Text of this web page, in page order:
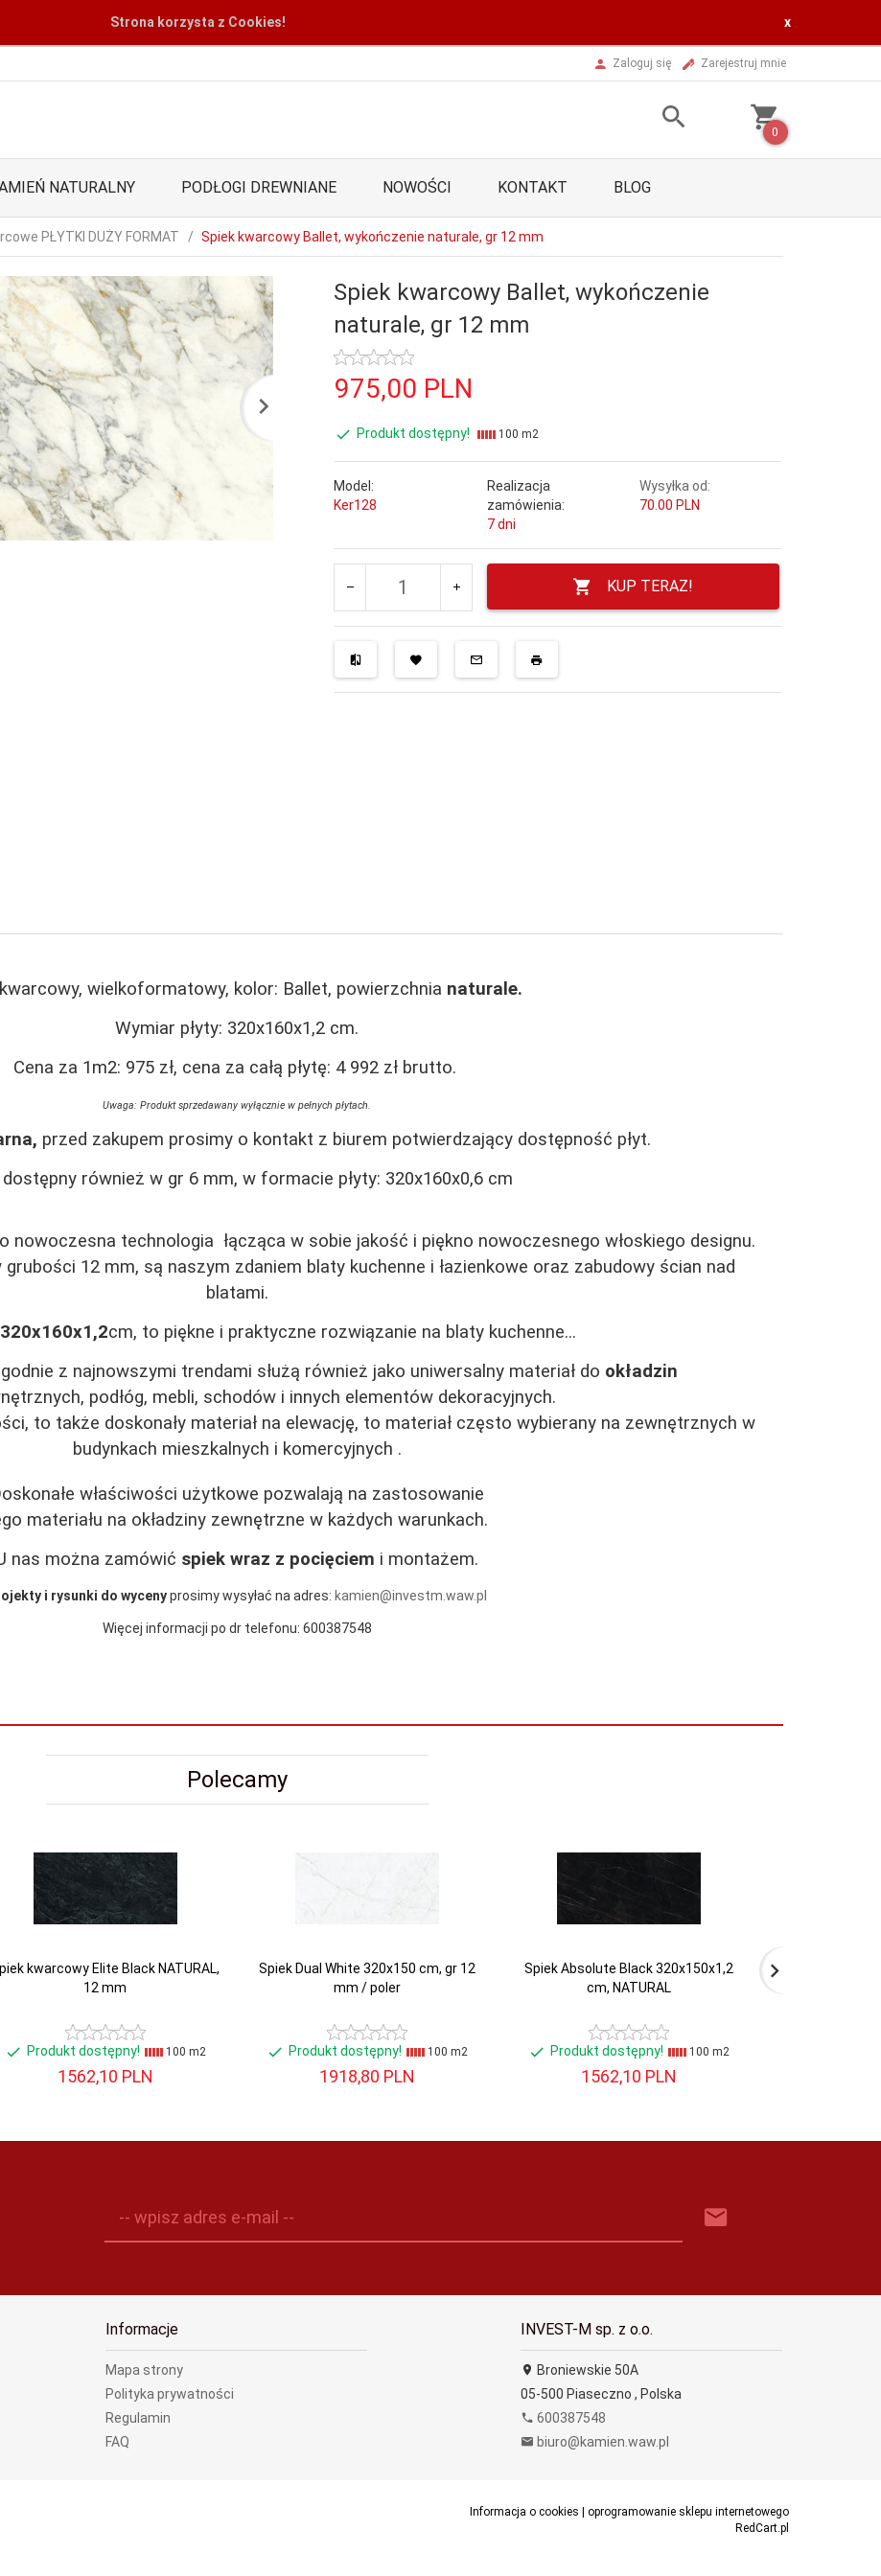
Strona korzysta z Cookies! x
Zaloguj się Zarejestruj mnie
0
NATURALNY PODŁOGI DREWNIANE NOWOŚCI KONTAKT BLOG
PŁYTKI DUŻY FORMAT Spiek kwarcowy Ballet, wykończenie naturale, gr 12 mm
Spiek kwarcowy Ballet, wykończenie
naturale, gr 12 mm
975,00 PLN
Produkt dostępny! 100 m2
Model:
Ker128
Realizacja
zamówienia:
7 dni
Wysyłka od:
70.00 PLN
KUP TERAZ!
wielkoformatowy, kolor: Ballet, powierzchnia naturale.
Wymiar płyty: 320x160x1,2 cm.
Cena za 1m2: 975 zł, cena za całą płytę: 4 992 zł brutto.
Uwaga: Produkt sprzedawany wyłącznie w pełnych płytach.
przed zakupem prosimy o kontakt z biurem potwierdzający dostępność płyt.
dostępny również w gr 6 mm, w formacie płyty: 320x160x0,6 cm
nowoczesna technologia łącząca w sobie jakość i piękno nowoczesnego włoskiego designu.
grubości 12 mm, są naszym zdaniem blaty kuchenne i łazienkowe oraz zabudowy ścian nad
blatami.
320x160x1,2cm, to piękne i praktyczne rozwiązanie na blaty kuchenne...
z najnowszymi trendami służą również jako uniwersalny materiał do okładzin
podłóg, mebli, schodów i innych elementów dekoracyjnych.
to także doskonały materiał na elewację, to materiał często wybierany na zewnętrznych w
budynkach mieszkalnych i komercyjnych .
właściwości użytkowe pozwalają na zastosowanie
materiału na okładziny zewnętrzne w każdych warunkach.
nas można zamówić spiek wraz z pocięciem i montażem.
i rysunki do wycenyprosimy wysyłać na adres: kamien@investm.waw.pl
Więcej informacji po dr telefonu: 600387548
Polecamy
kwarcowy Elite Black NATURAL,
12 mm
Produkt dostępny! 100 m2
1562,10 PLN
Spiek Dual White 320x150 cm, gr 12
mm / poler
Produkt dostępny! 100 m2
1918,80 PLN
Spiek Absolute Black 320x150x1,2
cm, NATURAL
Produkt dostępny! 100 m2
1562,10 PLN
Spiek Calacatta
-- wpisz adres e-mail --
Informacje
Mapa strony
Polityka prywatności
Regulamin
FAQ
INVEST-M sp. z o.o.
Broniewskie 50A
05-500 Piaseczno , Polska
600387548
biuro@kamien.waw.pl
Informacja o cookies | oprogramowanie sklepu internetowego
RedCart.pl